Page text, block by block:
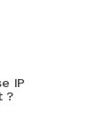
IP
?